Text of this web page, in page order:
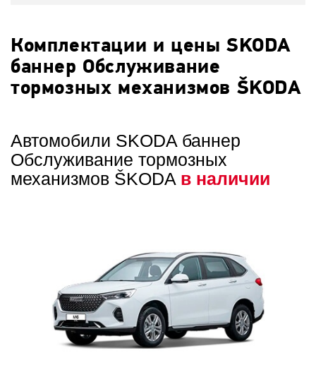
Комплектации и цены SKODA
баннер Обслуживание
тормозных механизмов ŠKODA
Автомобили SKODA баннер
Обслуживание тормозных
механизмов ŠKODA в наличии